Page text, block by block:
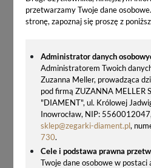
przetwarzamy Twoje dane
stronę, zapoznaj się proszę z
Administrator danych
Administratorem Twoich
Zuzanna Meller, prowadząca
pod firmą ZUZANNA MELLER
"DIAMENT", ul. Królowej
Inowrocław, NIP:
sklep@zegarki-diament.pl,
730.
Cele i podstawa prawna
Twoje dane osobowe w postaci